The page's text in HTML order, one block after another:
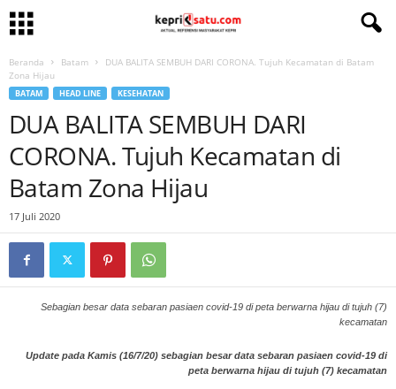
Beranda Batam
DUA BALITA SEMBUH DARI CORONA. Tujuh Kecamatan di Batam
Zona Hijau
BATAM HEAD LINE KESEHATAN
DUA BALITA SEMBUH DARI
CORONA. Tujuh Kecamatan di
Batam Zona Hijau
17 Juli 2020
Sebagian besar data sebaran pasiaen covid-19 di peta berwarna hijau di tujuh (7)
kecamatan
Update pada Kamis (16/7/20) sebagian besar data sebaran pasiaen covid-19 di
peta berwarna hijau di tujuh (7) kecamatan